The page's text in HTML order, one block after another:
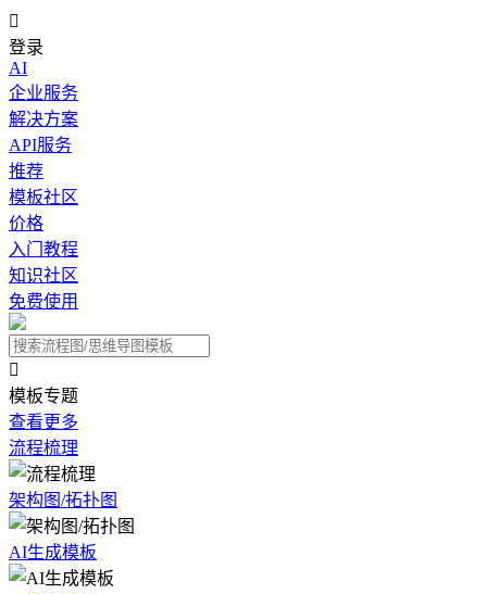

登录
AI
企业服务
解决方案
API服务
推荐
模板社区
价格
入门教程
知识社区
免费使用

模板专题
查看更多
流程梳理
架构图/拓扑图
AI生成模板